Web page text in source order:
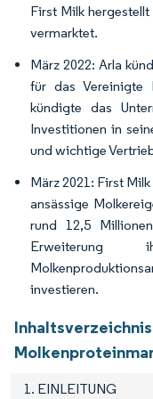
First Milk
vermarktet.
März 2022: Arla
für das Vereinigte
kündigte das
Investitionen in
und wichtige
März 2021: First
ansässige
rund 12,5
investieren.
1. EINLEITUNG